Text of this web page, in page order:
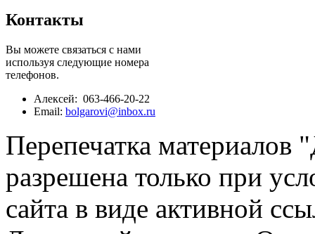
Контакты
Вы можете связаться с нами
используя следующие номера
телефонов.
Алексей: 063-466-20-22
Email: bolgarovi@inbox.ru
Перепечатка материалов
разрешена только при
сайта в виде активной